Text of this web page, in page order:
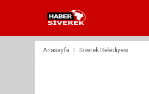
Anasayfa Siverek Belediyesi